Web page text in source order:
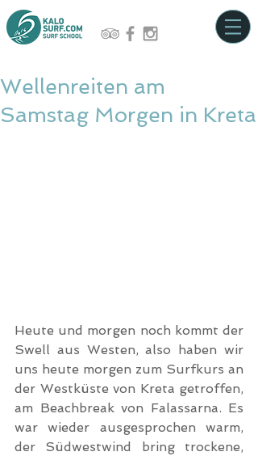
Wellenreiten am
Samstag Morgen in Kreta
Heute und morgen noch kommt der
Swell aus Westen, also haben wir
uns heute morgen zum Surfkurs an
der Westküste von Kreta getroffen,
am Beachbreak von Falassarna. Es
war wieder ausgesprochen warm,
der Südwestwind bring trockene,